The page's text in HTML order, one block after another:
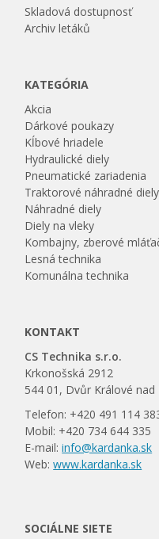
Skladová dostupnosť
Archiv letáků
KATEGÓRIA
Akcia
Dárkové poukazy
Kĺbové hriadele
Hydraulické diely
Pneumatické zariadenia
Traktorové náhradné diely
Náhradné diely
Diely na vleky
Kombajny, zberové
Lesná technika
Komunálna technika
KONTAKT
CS Technika s.r.o.
Krkonošská 2912
544 01, Dvůr Králové nad
Telefon: +420 491 114
Mobil: +420 734 644 335
E-mail:info@kardanka.sk
Web:www.kardanka.sk
SOCIÁLNE SIETE